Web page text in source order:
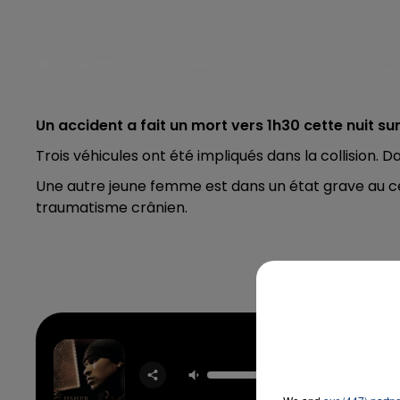
Un accident a fait un mort vers 1h30 cette nuit
Trois véhicules ont été impliqués dans la collision.
Une autre jeune femme est dans un état grave au
traumatisme crânien.